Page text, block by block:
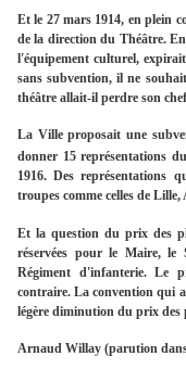
Et le 27 mars 1914, en plein
de la direction du Théâtre.
l'équipement culturel,
sans subvention, il ne
théâtre allait-il perdre son
La Ville proposait une
donner 15 représentations
1916. Des représentations
troupes comme celles de
Et la question du prix des
réservées pour le Maire, le
Régiment d'infanterie. Le
contraire. La convention qui
légère diminution du prix des
Arnaud Willay (parution